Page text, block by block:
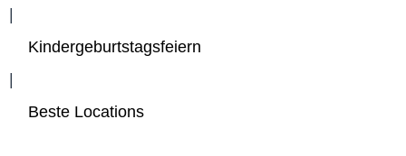
Kindergeburtstagsfeiern
Beste Locations